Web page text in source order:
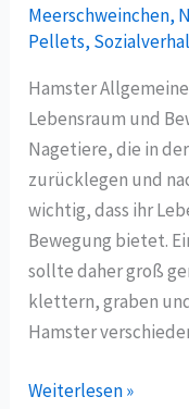
Meerschweinchen,
Pellets,
Hamster
Lebensraum und
Nagetiere, die in
zurücklegen und
wichtig, dass ihr
Bewegung bietet.
sollte daher groß
klettern, graben
Hamster
Meerschweinchen
Weiterlesen »